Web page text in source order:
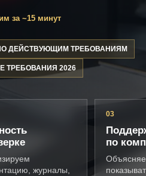
за ~15 минут
ДЕЙСТВУЮЩИМ ТРЕБОВАНИЯМ
ТРЕБОВАНИЯ 2026
журналы,
03
по